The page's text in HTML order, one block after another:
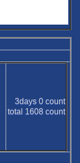
3days 0count
total 1608count